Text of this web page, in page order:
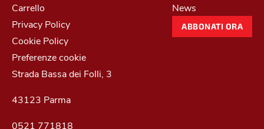
Carrello
Privacy Policy
Cookie Policy
Preferenze cookie
News
ABBONATI ORA
Strada Bassa dei Folli, 3
43123 Parma
0521 771818